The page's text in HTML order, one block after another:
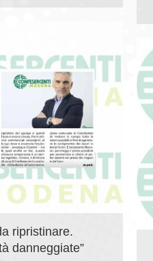
ripristinare.
danneggiate”